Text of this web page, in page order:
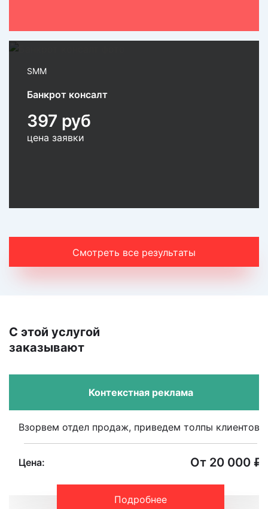
SMM
Банкрот консалт
397 руб
цена заявки
Смотреть все результаты
С этой услугой
заказывают
Контекстная реклама
Взорвем отдел продаж, приведем толпы клиентов.
Цена: От 20 000 ₽
Подробнее